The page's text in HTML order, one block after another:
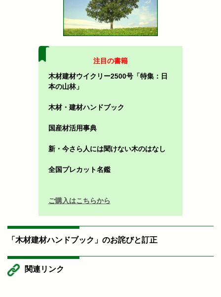
注目の書籍
木材建材ウイクリー2500号「特集：日
本の山林」
木材・建材ハンドブック
国産材活用事典
新・今さら人には聞けない木のはなし
全国プレカット名鑑
ご購入はこちらから
「木材建材ハンドブック」のお詫びと訂正
関連リンク